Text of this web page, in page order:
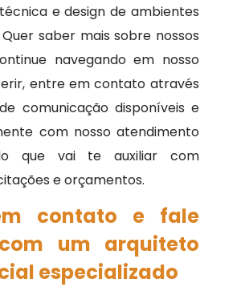
e design de ambientes
saber mais sobre nossos
navegando em nosso
entre em contato através
comunicação disponíveis e
com nosso atendimento
que vai te auxiliar com
e orçamentos.
contato e fale
um arquiteto
especializado